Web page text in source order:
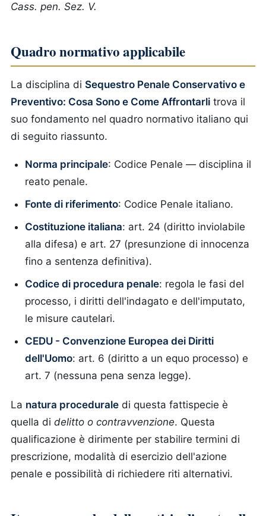
Cass. pen. Sez. V.
Quadro normativo applicabile
La disciplina di Sequestro Penale Conservativo e
Preventivo: Cosa Sono e Come Affrontarli trova il
suo fondamento nel quadro normativo italiano qui
di seguito riassunto.
Norma principale: Codice Penale — disciplina il
reato penale.
Fonte di riferimento: Codice Penale italiano.
Costituzione italiana: art. 24 (diritto inviolabile
alla difesa) e art. 27 (presunzione di innocenza
fino a sentenza definitiva).
Codice di procedura penale: regola le fasi del
processo, i diritti dell'indagato e dell'imputato,
le misure cautelari.
CEDU - Convenzione Europea dei Diritti
dell'Uomo: art. 6 (diritto a un equo processo) e
art. 7 (nessuna pena senza legge).
La natura procedurale di questa fattispecie è
quella di delitto o contravvenzione. Questa
qualificazione è dirimente per stabilire termini di
prescrizione, modalità di esercizio dell'azione
penale e possibilità di richiedere riti alternativi.